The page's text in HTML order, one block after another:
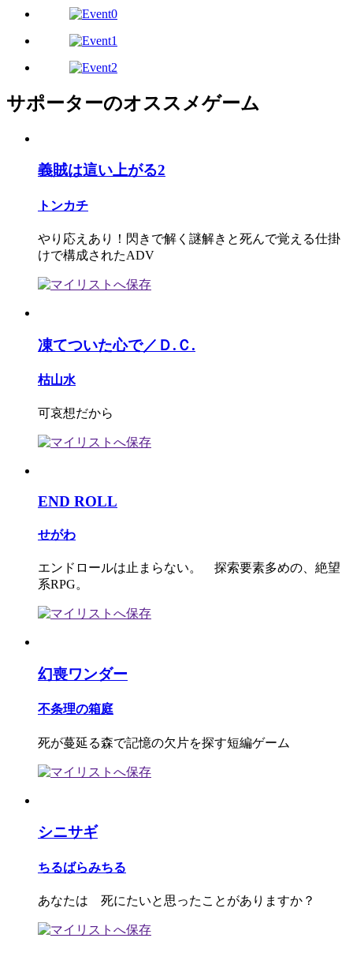
サポーターのオススメゲーム
義賊は這い上がる2
トンカチ
やり応えあり！閃きで解く謎解きと死んで覚える仕掛
けで構成されたADV
凍てついた心で／Ｄ.Ｃ.
枯山水
可哀想だから
END ROLL
せがわ
エンドロールは止まらない。 探索要素多めの、絶望
系RPG。
幻喪ワンダー
不条理の箱庭
死が蔓延る森で記憶の欠片を探す短編ゲーム
シニサギ
ちるばらみちる
あなたは 死にたいと思ったことがありますか？